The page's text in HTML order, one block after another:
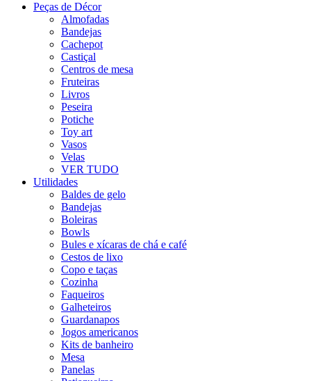
Peças de Décor
Almofadas
Bandejas
Cachepot
Castiçal
Centros de mesa
Fruteiras
Livros
Peseira
Potiche
Toy art
Vasos
Velas
VER TUDO
Utilidades
Baldes de gelo
Bandejas
Boleiras
Bowls
Bules e xícaras de chá e café
Cestos de lixo
Copo e taças
Cozinha
Faqueiros
Galheteiros
Guardanapos
Jogos americanos
Kits de banheiro
Mesa
Panelas